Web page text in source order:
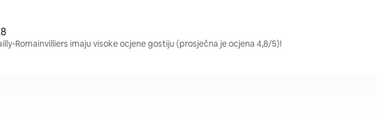
Romainvilliers imaju visoke ocjene gostiju (prosječna je ocjena 4,8/5)!